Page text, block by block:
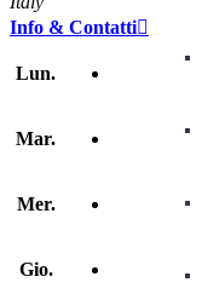
Info & Contatti
Lun.
Mar.
Mer.
Gio.